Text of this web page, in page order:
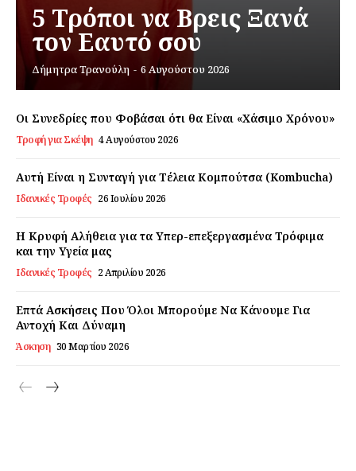
5 Τρόποι να Βρεις Ξανά
τον Εαυτό σου
Δήμητρα Τρανούλη - 6 Αυγούστου 2026
Οι Συνεδρίες που Φοβάσαι ότι θα Είναι «Χάσιμο Χρόνου»
Τροφή για Σκέψη 4 Αυγούστου 2026
Αυτή Είναι η Συνταγή για Τέλεια Κομπούτσα (Kombucha)
Ιδανικές Τροφές 26 Ιουλίου 2026
Η Κρυφή Αλήθεια για τα Υπερ-επεξεργασμένα Τρόφιμα
και την Υγεία μας
Ιδανικές Τροφές 2 Απριλίου 2026
Επτά Ασκήσεις Που Όλοι Μπορούμε Να Κάνουμε Για
Αντοχή Και Δύναμη
Άσκηση 30 Μαρτίου 2026